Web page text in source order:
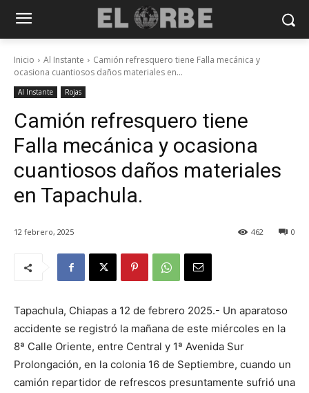
Inicio Al Instante
Camión refresquero tiene Falla mecánica y
ocasiona cuantiosos daños materiales en...
Al Instante Rojas
Camión refresquero tiene
Falla mecánica y ocasiona
cuantiosos daños materiales
en Tapachula.
12 febrero, 2025 0
462
Tapachula, Chiapas a 12 de febrero 2025.- Un aparatoso
accidente se registró la mañana de este miércoles en la
8ª Calle Oriente, entre Central y 1ª Avenida Sur
Prolongación, en la colonia 16 de Septiembre, cuando un
camión repartidor de refrescos presuntamente sufrió una